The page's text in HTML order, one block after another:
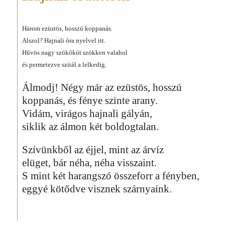
Három ezüstös, hosszú koppanás.
Alszol? Hajnali óra nyelvel itt.
Hűvös nagy szökőkút szökken valahol
és permetezve szitál a lelkedig.
Álmodj! Négy már az ezüstös, hosszú
koppanás, és fénye szinte arany.
Vidám, virágos hajnali gályán,
siklik az álmon két boldogtalan.
Szívünkből az éjjel, mint az árvíz
elüget, bár néha, néha visszaint.
S mint két harangszó összeforr a fényben,
eggyé kötődve visznek szárnyaink.